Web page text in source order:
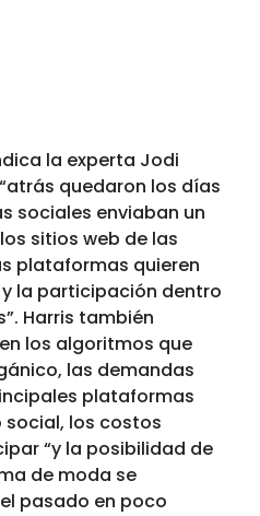
la experta Jodi
“atrás quedaron los días
sociales enviaban un
sitios web de las
plataformas quieren
la participación dentro
Harris también
los algoritmos que
las demandas
plataformas
los costos
“y la posibilidad de
de moda se
pasado en poco